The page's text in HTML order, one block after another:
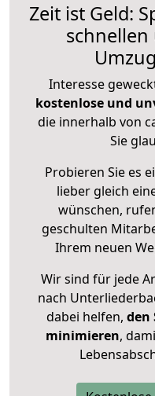
Zeit ist Geld:
schnellen
Interesse
kostenlose und
die innerhalb von
Sie
Probieren Sie es
lieber gleich
wünschen,
geschulten
Ihrem neuen
Wir sind für jede
nach
dabei helfen, den
minimieren,